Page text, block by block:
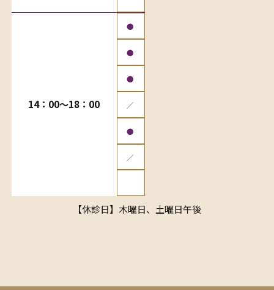
14：00〜18：00
●
●
●
／
●
／
【休診日】木曜日、土曜日午後